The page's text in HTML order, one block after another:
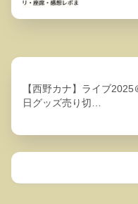
【西野カナ】ライブ
日グッズ売り切…